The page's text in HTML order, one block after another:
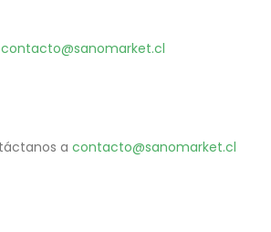
contacto@sanomarket.cl
a contacto@sanomarket.cl